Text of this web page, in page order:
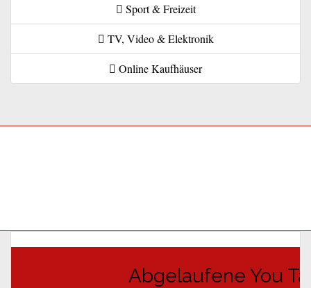
Sport & Freizeit
TV, Video & Elektronik
Online Kaufhäuser
Abgelaufene You